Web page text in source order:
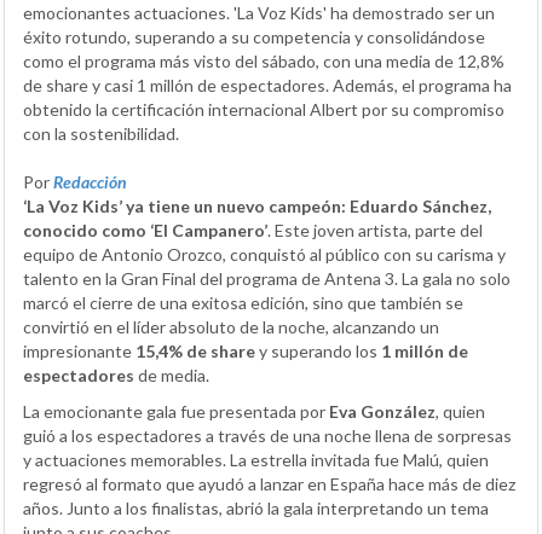
emocionantes actuaciones. 'La Voz Kids' ha demostrado ser un
éxito rotundo, superando a su competencia y consolidándose
como el programa más visto del sábado, con una media de 12,8%
de share y casi 1 millón de espectadores. Además, el programa ha
obtenido la certificación internacional Albert por su compromiso
con la sostenibilidad.
PorRedacción
‘La Voz Kids’ ya tiene un nuevo campeón: Eduardo Sánchez,
conocido como ‘El Campanero’. Este joven artista, parte del
equipo de Antonio Orozco, conquistó al público con su carisma y
talento en la Gran Final del programa de Antena 3. La gala no solo
marcó el cierre de una exitosa edición, sino que también se
convirtió en el líder absoluto de la noche, alcanzando un
impresionante 15,4% de sharey superando los 1 millón de
espectadores de media.
La emocionante gala fue presentada por Eva González, quien
guió a los espectadores a través de una noche llena de sorpresas
y actuaciones memorables. La estrella invitada fue Malú, quien
regresó al formato que ayudó a lanzar en España hace más de diez
años. Junto a los finalistas, abrió la gala interpretando un tema